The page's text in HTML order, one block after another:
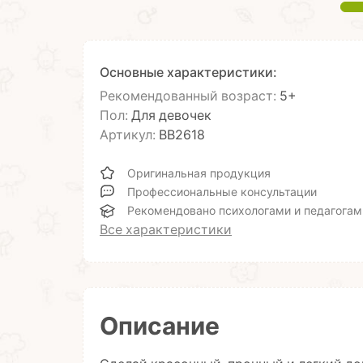
Основные характеристики:
Рекомендованный возраст: 5+
Пол: Для девочек
Артикул: ВВ2618
Оригинальная продукция
Профессиональные консультации
Рекомендовано психологами и
Все характеристики
Описание